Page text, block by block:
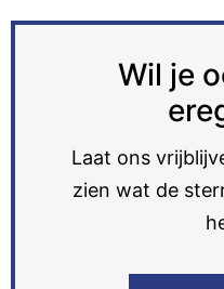
Wil je
Laat ons
zien wat de